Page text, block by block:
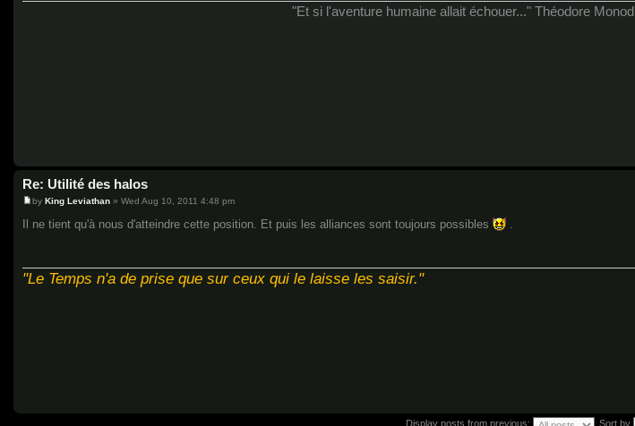
"Et si l'aventure humaine allait échouer..." Théodore Monod
Re: Utilité des halos
P
s
by King Leviathan » Wed Aug 10, 2011 4:48 pm
Il ne tient qu'à nous d'atteindre cette position. Et puis les alliances sont toujours possibles .
"Le Temps n'a de prise que sur ceux qui le laisse les saisir."
Display posts from previous: Sort by